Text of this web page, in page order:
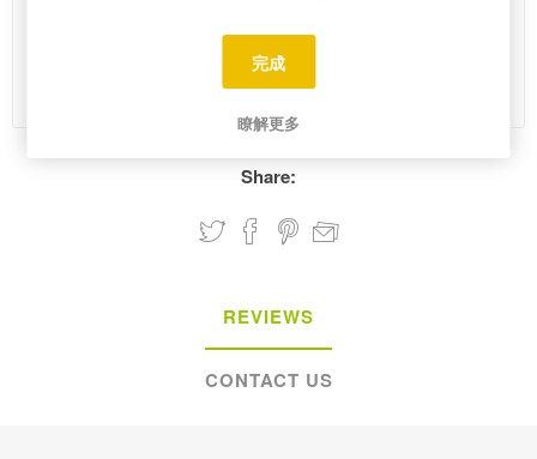
Please select the address you want to ship from
Share:
REVIEWS
CONTACT US
完成
瞭解更多